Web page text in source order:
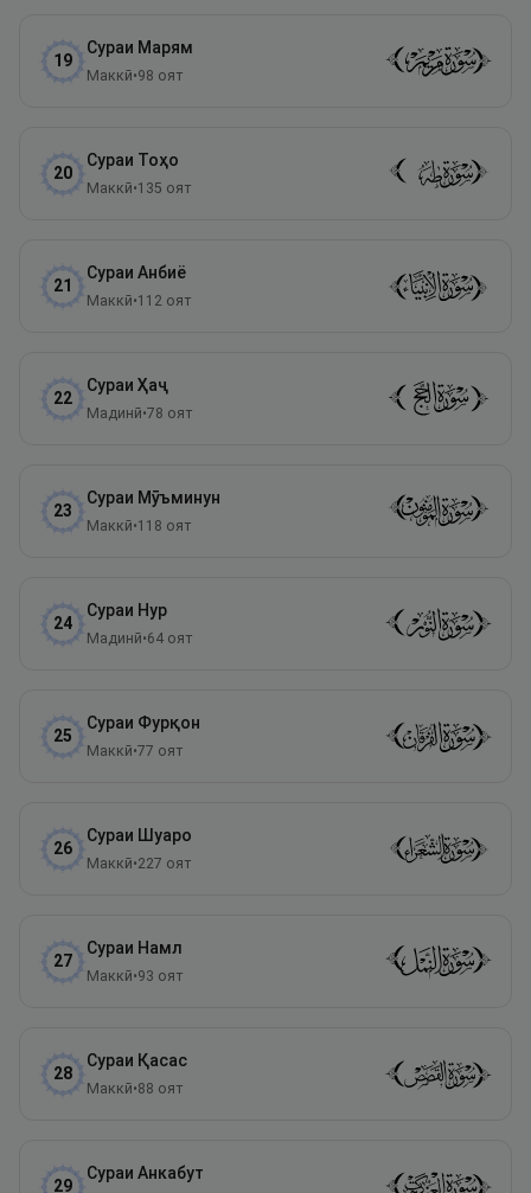
19
Сураи Марям
Маккӣ•98 оят
20
Сураи Тоҳо
Маккӣ•135 оят
21
Сураи Анбиё
Маккӣ•112 оят
22
Сураи Ҳаҷ
Мадинӣ•78 оят
23
Сураи Мӯъминун
Маккӣ•118 оят
24
Сураи Нур
Мадинӣ•64 оят
25
Сураи Фурқон
Маккӣ•77 оят
26
Сураи Шуаро
Маккӣ•227 оят
27
Сураи Намл
Маккӣ•93 оят
28
Сураи Қасас
Маккӣ•88 оят
29
Сураи Анкабут